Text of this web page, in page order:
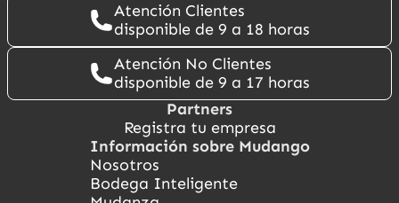
Atención Clientes
disponible de 9 a 18 horas
Atención No Clientes
disponible de 9 a 17 horas
Partners
Registra tu empresa
Información sobre Mudango
Nosotros
Bodega Inteligente